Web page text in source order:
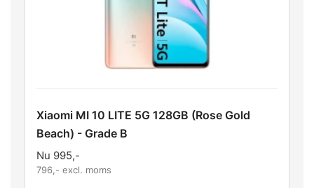
Xiaomi MI 10 LITE 5G 128GB (Rose Gold
Beach) - Grade B
Nu 995,-
796 ,- excl. moms